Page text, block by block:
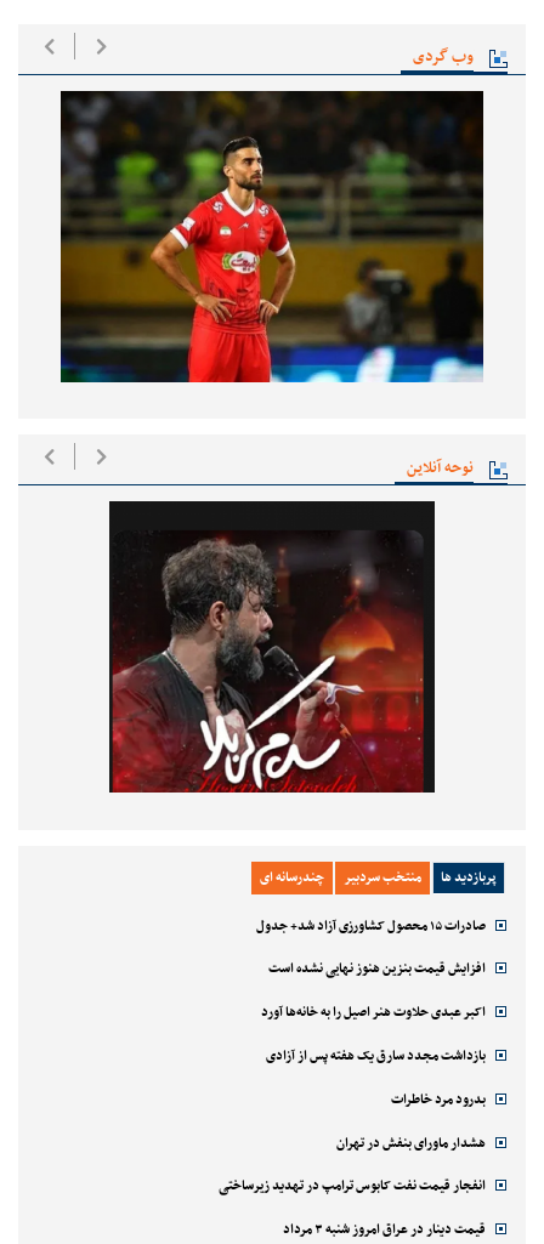
وب گردی
نوحه آنلاین
پربازدید ها منتخب سردبیر چندرسانه ای
صادرات ۱۵ محصول کشاورزی آزاد شد+ جدول
افزایش قیمت بنزین هنوز نهایی نشده است
اکبر عبدی حلاوت هنر اصیل را به خانه‌ها آورد
بازداشت مجدد سارق یک هفته پس از آزادی
بدرود مرد خاطرات
هشدار ماورای بنفش در تهران
انفجار قیمت نفت کابوس ترامپ در تهدید زیرساختی
قیمت دینار در عراق امروز شنبه ۳ مرداد